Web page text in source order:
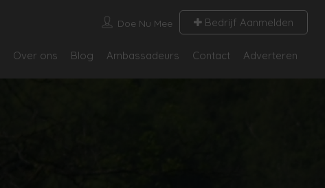
Doe Nu Mee Bedrijf Aanmelden
Over ons Blog Ambassadeurs Contact Adverteren